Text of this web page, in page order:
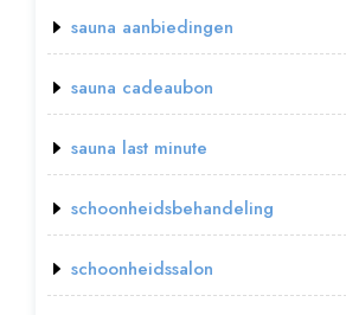
sauna aanbiedingen
sauna cadeaubon
sauna last minute
schoonheidsbehandeling
schoonheidssalon